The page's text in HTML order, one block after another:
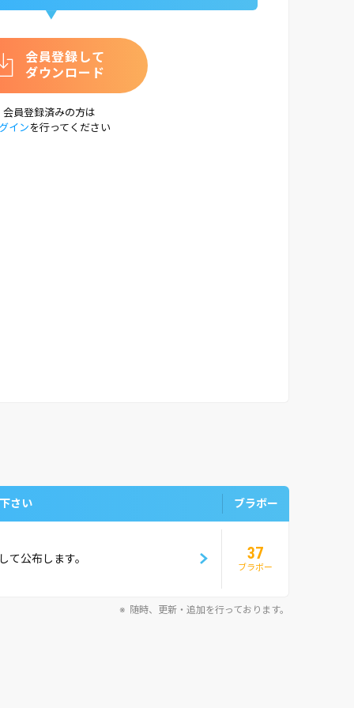
会員登録して
ダウンロード
会員登録済みの方は
インを行ってください
さい ブラボー
て公布します。 37
ブラボー
随時、更新・追加を行っております。